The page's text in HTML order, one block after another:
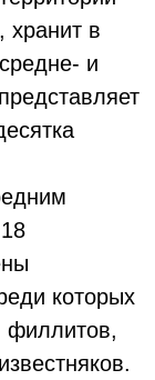
хранит в
и
которых
филлитов,